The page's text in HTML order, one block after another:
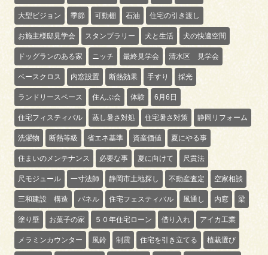
大型ビジョン 季節 可動棚 石油 住宅の引き渡し
お施主様邸見学会 スタンプラリー 犬と生活 犬の快適空間
ドッグランのある家 ニッチ 最終見学会 清水区 見学会
ベースクロス 内窓設置 断熱効果 手すり 採光
ランドリースペース 住んぷ会 体験 6月6日
住宅フィスティバル 蒸し暑さ対処 住宅暑さ対策 静岡リフォーム
洗濯物 断熱等級 省エネ基準 資産価値 夏にやる事
住まいのメンテナンス 必要な事 夏に向けて 尺貫法
尺モジュール 一寸法師 静岡市土地探し 不動産査定 空家相談
三和建設 構造 パネル 住宅フェスティバル 風通し 内窓 梁
塗り壁 お菓子の家 ５０年住宅ローン 借り入れ アイカ工業
メラミンカウンター 風鈴 制震 住宅を引き立てる 植栽選び